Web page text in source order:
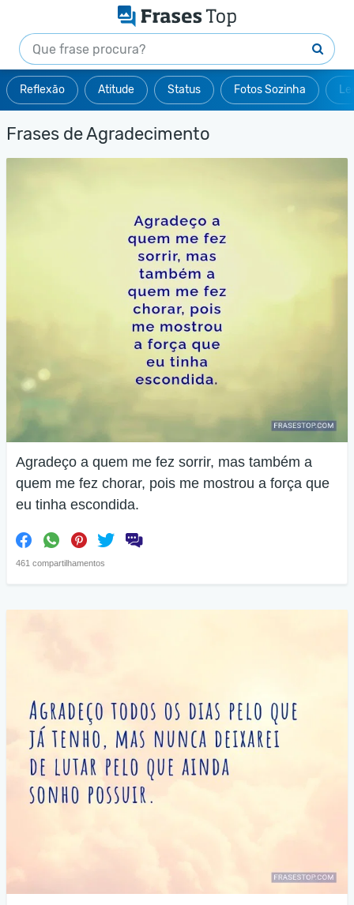
Reflexão Atitude Status Fotos Sozinha
Frases de Agradecimento
Agradeço a quem me fez sorrir, mas também a
quem me fez chorar, pois me mostrou a força que
eu tinha escondida.
461 compartilhamentos